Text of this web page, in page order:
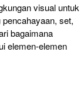
visual untuk
set,
bagaimana
elemen-elemen